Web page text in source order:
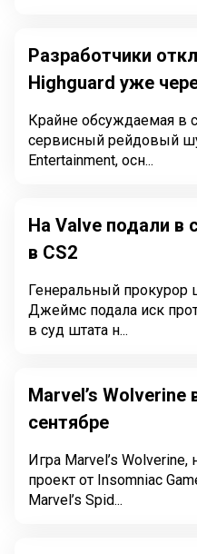
Разработчики
Highguard уже
Крайне обсуждаемая в
сервисный рейдовый
Entertainment, осн...
На Valve подали в
в CS2
Генеральный
Джеймс подала иск
в суд штата н...
Marvel’s Wolverine
сентябре
Игра Marvel’s
проект от Insomniac
Marvel’s Spid...